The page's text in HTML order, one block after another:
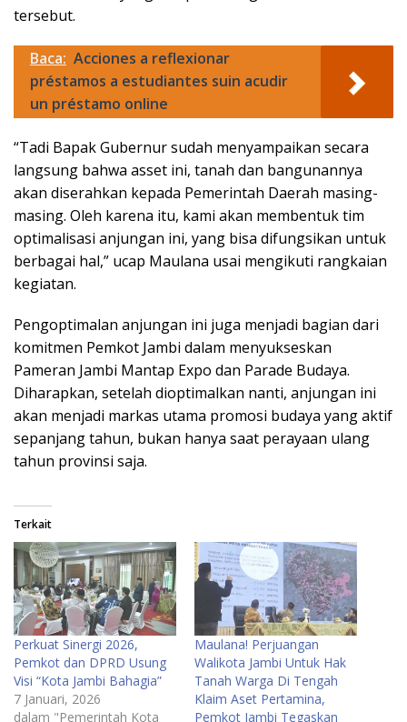
tersebut.
Baca: Acciones a reflexionar
préstamos a estudiantes suin acudir
un préstamo online
“Tadi Bapak Gubernur sudah menyampaikan secara
langsung bahwa asset ini, tanah dan bangunannya
akan diserahkan kepada Pemerintah Daerah masing-
masing. Oleh karena itu, kami akan membentuk tim
optimalisasi anjungan ini, yang bisa difungsikan untuk
berbagai hal,” ucap Maulana usai mengikuti rangkaian
kegiatan.
Pengoptimalan anjungan ini juga menjadi bagian dari
komitmen Pemkot Jambi dalam menyukseskan
Pameran Jambi Mantap Expo dan Parade Budaya.
Diharapkan, setelah dioptimalkan nanti, anjungan ini
akan menjadi markas utama promosi budaya yang aktif
sepanjang tahun, bukan hanya saat perayaan ulang
tahun provinsi saja.
Terkait
Perkuat Sinergi 2026,
Pemkot dan DPRD Usung
Visi “Kota Jambi Bahagia”
7 Januari, 2026
dalam "Pemerintah Kota
Maulana! Perjuangan
Walikota Jambi Untuk Hak
Tanah Warga Di Tengah
Klaim Aset Pertamina,
Pemkot Jambi Tegaskan